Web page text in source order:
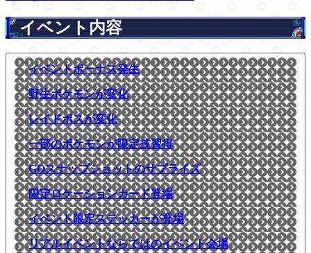
イベント内容
イベントボーナス発生
野生ポケモンが変化
レイドボスが変化
一部のポケモンが限定技習得
GOスナップショットのサプライズ
限定ロケーションカード登場
イベント限定ステッカーが登場
リアルイベントならではのイベント会場